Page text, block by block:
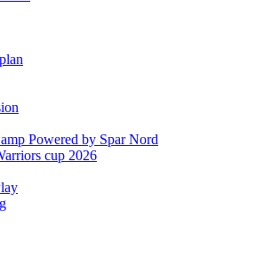
Powered by Spar Nord
cup 2026